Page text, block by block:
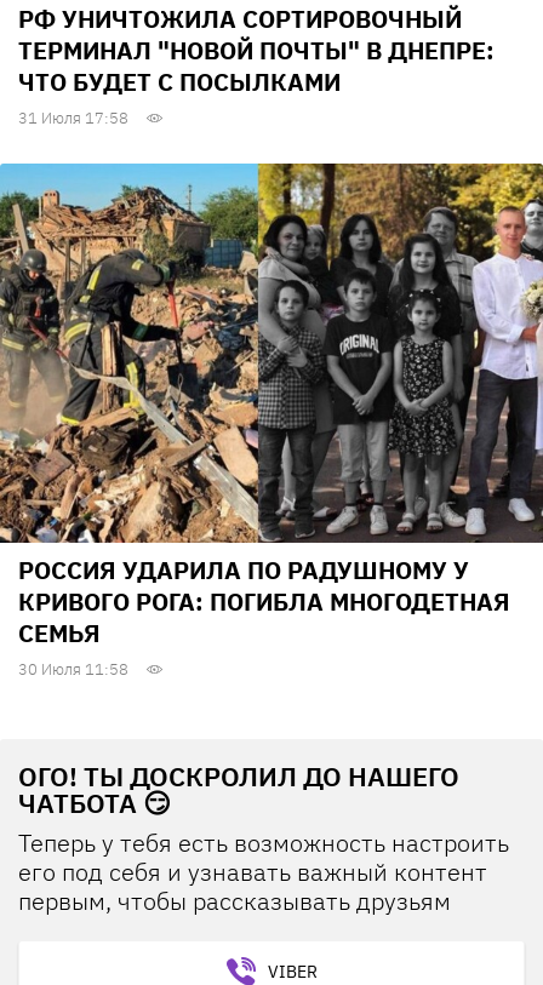
РФ УНИЧТОЖИЛА СОРТИРОВОЧНЫЙ
ТЕРМИНАЛ "НОВОЙ ПОЧТЫ" В ДНЕПРЕ:
ЧТО БУДЕТ С ПОСЫЛКАМИ
31 Июля 17:58
РОССИЯ УДАРИЛА ПО РАДУШНОМУ У
КРИВОГО РОГА: ПОГИБЛА МНОГОДЕТНАЯ
СЕМЬЯ
30 Июля 11:58
ОГО! ТЫ ДОСКРОЛИЛ ДО НАШЕГО
ЧАТБОТА 😏
Теперь у тебя есть возможность настроить
его под себя и узнавать важный контент
первым, чтобы рассказывать друзьям
VIBER